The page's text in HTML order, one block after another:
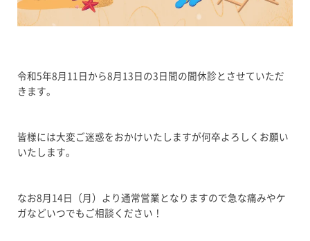
令和5年8月11日から8月13日の3日間の間休診とさせていただ
きます。
皆様には大変ご迷惑をおかけいたしますが何卒よろしくお願い
いたします。
なお8月14日（月）より通常営業となりますので急な痛みやケ
ガなどいつでもご相談ください！